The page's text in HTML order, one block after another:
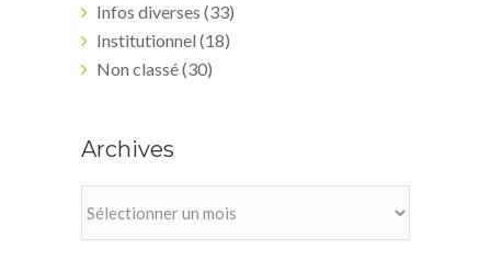
Infos diverses (33)
Institutionnel (18)
Non classé(30)
Archives